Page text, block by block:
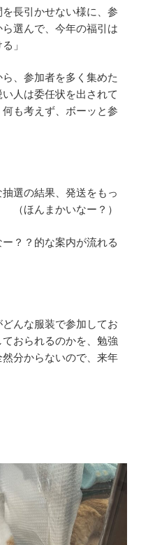
を長引かせない様に、参
選んで、今年の福引は
」
、参加者を多く集めた
人は委任状を出されて
も考えず、ボーッと参
選の結果、発送をもっ
（ほんまかいなー？）
？？的な案内が流れる
んな服装で参加してお
おられるのかを、勉強
分からないので、来年